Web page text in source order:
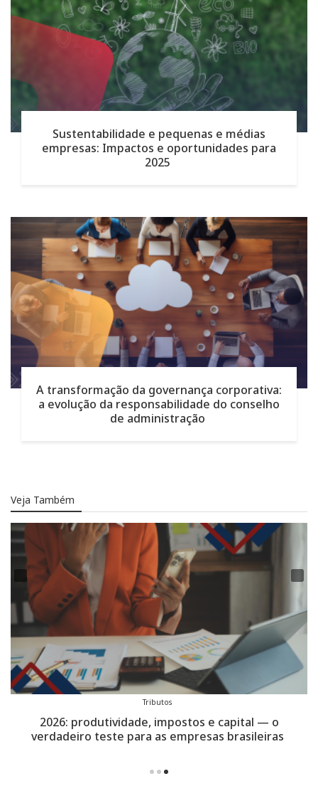
Sustentabilidade e pequenas e médias
empresas: Impactos e oportunidades para
2025
A transformação da governança corporativa:
a evolução da responsabilidade do conselho
de administração
Veja Também
Tributos
2026: produtividade, impostos e capital — o
verdadeiro teste para as empresas brasileiras